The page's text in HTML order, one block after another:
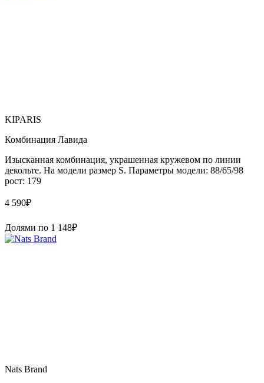
KIPARIS
Комбинация Лавида
Изысканная комбинация, украшенная кружевом по линии
декольте. На модели размер S. Параметры модели: 88/65/98
рост: 179
4 590₽
Долями по 1 148₽
Nats Brand